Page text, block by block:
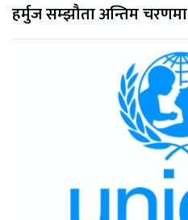
हर्मुज सम्झौता अन्तिम चरणमा